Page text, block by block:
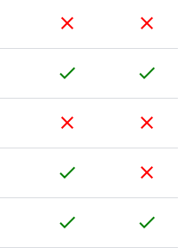
clear clear
check check
clear clear
check clear
check check